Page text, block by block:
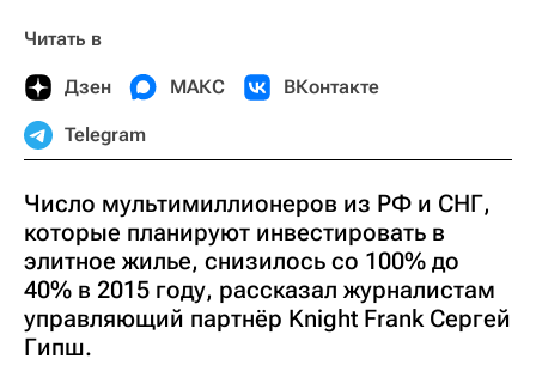
Читать в
Дзен МАКС ВКонтакте
Telegram
Число мультимиллионеров из РФ и СНГ,
которые планируют инвестировать в
элитное жилье, снизилось со 100% до
40% в 2015 году, рассказал журналистам
управляющий партнёр Knight Frank Сергей
Гипш.